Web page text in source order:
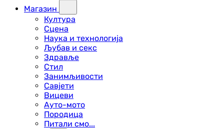
Магазин
Култура
Сцена
Наука и технологија
Љубав и секс
Здравље
Стил
Занимљивости
Савјети
Вицеви
Ауто-мото
Породица
Питали смо...